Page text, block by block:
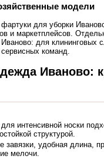
модели
для уборки
и маркетплейсов.
для клининговых
команд.
Иваново:
интенсивной носки
структурой.
завязки, удобная длина,
мелочи.